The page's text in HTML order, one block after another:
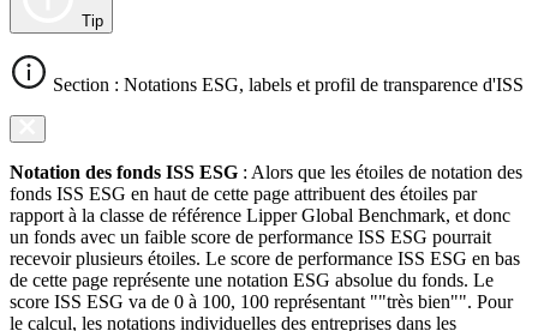
Tip
Section : Notations ESG, labels et profil de transparence d'ISS
Notation des fonds ISS ESG : Alors que les étoiles de notation des
fonds ISS ESG en haut de cette page attribuent des étoiles par
rapport à la classe de référence Lipper Global Benchmark, et donc
un fonds avec un faible score de performance ISS ESG pourrait
recevoir plusieurs étoiles. Le score de performance ISS ESG en bas
de cette page représente une notation ESG absolue du fonds. Le
score ISS ESG va de 0 à 100, 100 représentant ""très bien"". Pour
le calcul, les notations individuelles des entreprises dans les